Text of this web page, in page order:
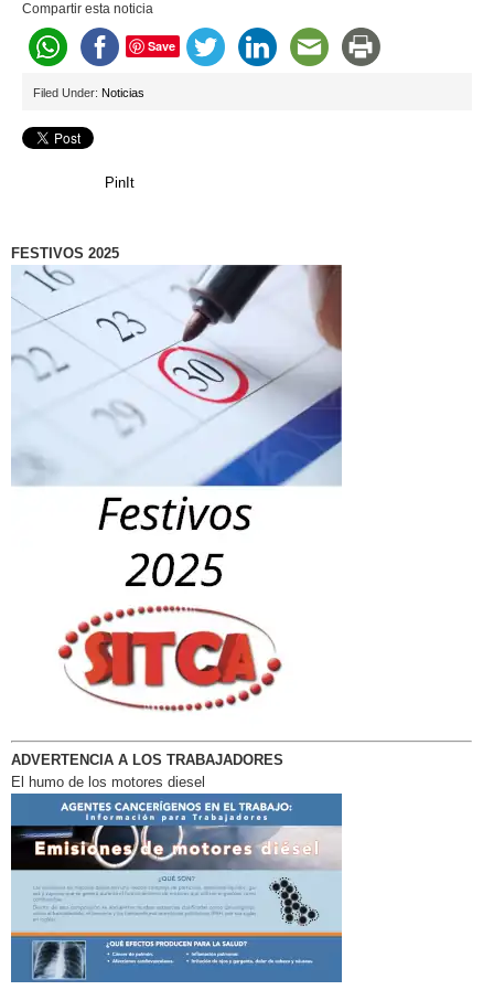
Compartir esta noticia
Save
Filed Under: Noticias
PinIt
FESTIVOS 2025
ADVERTENCIA A LOS TRABAJADORES
El humo de los motores diesel